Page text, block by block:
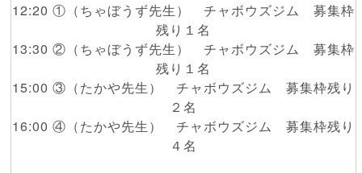
12:20 ①（ちゃぼうず先生） チャボウズジム 募集枠
残り１名
13:30 ②（ちゃぼうず先生） チャボウズジム 募集枠
残り１名
15:00 ③（たかや先生） チャボウズジム 募集枠残り
２名
16:00 ④（たかや先生） チャボウズジム 募集枠残り
４名